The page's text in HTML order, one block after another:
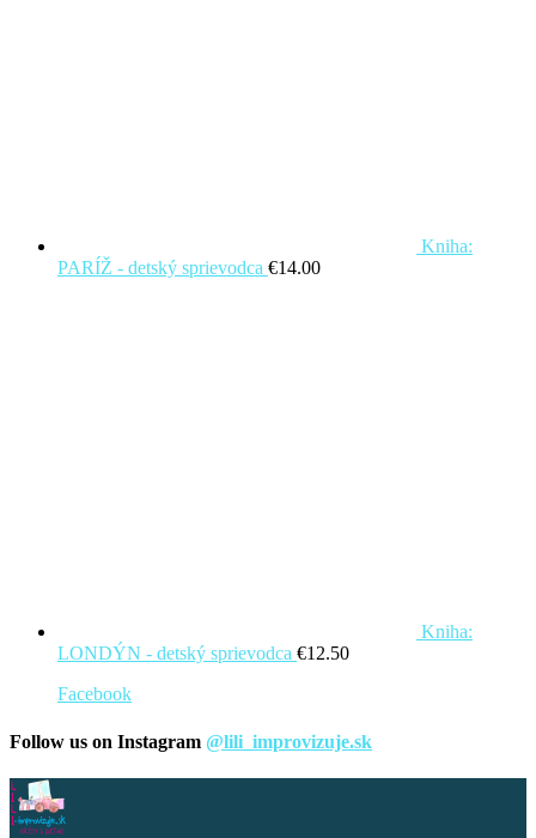
Kniha:
PARÍŽ - detský sprievodca €14.00
Kniha:
LONDÝN - detský sprievodca €12.50
Facebook
Follow us on Instagram @lili_improvizuje.sk